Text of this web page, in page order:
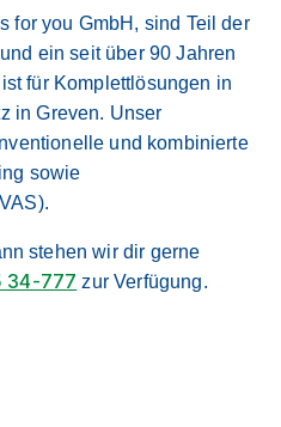
for you GmbH, sind Teil der
ein seit über 90 Jahren
für Komplettlösungen in
in Greven. Unser
und kombinierte
sowie
stehen wir dir gerne
34-777 zur Verfügung.